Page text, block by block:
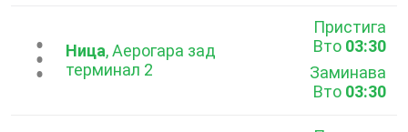
...
Ница, Аерогара зад
терминал 2
Пристига
Вто 03:30
Заминава
Вто 03:30